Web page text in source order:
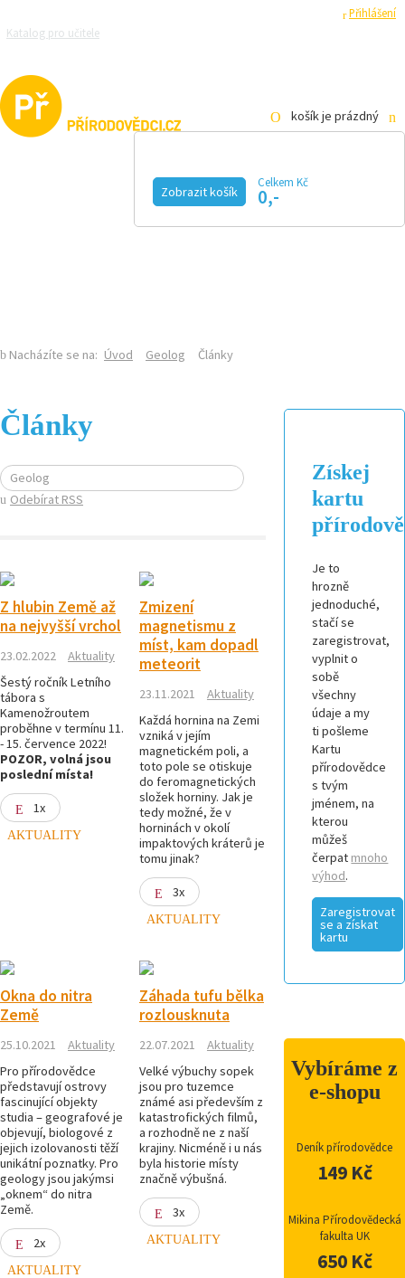
Přihlášení
Katalog pro učitele
košík je prázdný
Zobrazit košík
Celkem Kč
0,-
GEOLOG
Nacházíte se na: Úvod Geolog Články
Články
Geolog
Odebírat RSS
Z hlubin Země až
na nejvyšší vrchol
23.02.2022
Aktuality
Šestý ročník Letního
tábora s
Kamenožroutem
proběhne v termínu 11.
- 15. července 2022!
POZOR, volná jsou
poslední místa!
1x
AKTUALITY
Zmizení
magnetismu z
míst, kam dopadl
meteorit
23.11.2021
Aktuality
Každá hornina na Zemi
vzniká v jejím
magnetickém poli, a
toto pole se otiskuje
do feromagnetických
složek horniny. Jak je
tedy možné, že v
horninách v okolí
impaktových kráterů je
tomu jinak?
3x
AKTUALITY
Okna do nitra
Země
25.10.2021
Aktuality
Pro přírodovědce
představují ostrovy
fascinující objekty
studia – geografové je
objevují, biologové z
jejich izolovanosti těží
unikátní poznatky. Pro
geology jsou jakýmsi
„oknem“ do nitra
Země.
2x
AKTUALITY
Záhada tufu bělka
rozlousknuta
22.07.2021
Aktuality
Velké výbuchy sopek
jsou pro tuzemce
známé asi především z
katastrofických filmů,
a rozhodně ne z naší
krajiny. Nicméně i u nás
byla historie místy
značně výbušná.
3x
AKTUALITY
Získej
kartu
Je to
hrozně
jednoduché,
stačí se
zaregistrovat,
vyplnit o
sobě
všechny
údaje a my
ti pošleme
Kartu
přírodovědce
s tvým
jménem, na
kterou
můžeš
čerpat mnoho
výhod.
Zaregistrovat
se a získat
kartu
Vybíráme z
e-shopu
Deník přírodovědce
149 Kč
Mikina Přírodovědecká
fakulta UK
650 Kč